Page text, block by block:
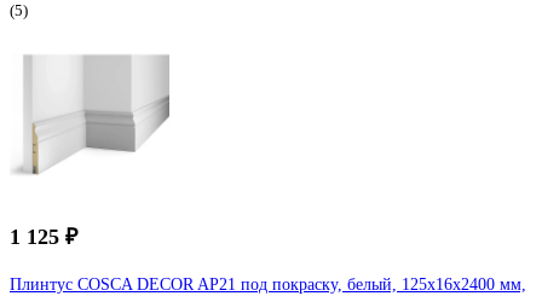
(5)
1 125 ₽
Плинтус COSCA DECOR AP21 под покраску, белый, 125x16x2400 мм,